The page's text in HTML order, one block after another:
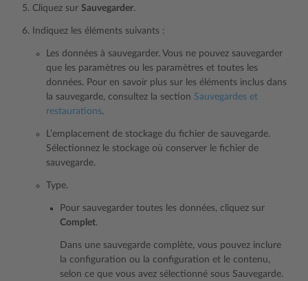
Cliquez sur Sauvegarder.
Indiquez les éléments suivants :
Les données à sauvegarder. Vous ne pouvez sauvegarder
que les paramètres ou les paramètres et toutes les
données. Pour en savoir plus sur les éléments inclus dans
la sauvegarde, consultez la section Sauvegardes et
restaurations.
L’emplacement de stockage du fichier de sauvegarde.
Sélectionnez le stockage où conserver le fichier de
sauvegarde.
Type.
Pour sauvegarder toutes les données, cliquez sur
Complet.
Dans une sauvegarde complète, vous pouvez inclure
la configuration ou la configuration et le contenu,
selon ce que vous avez sélectionné sous Sauvegarde.